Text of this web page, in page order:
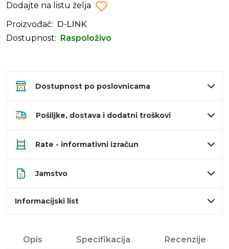
Dodajte na listu želja
Proizvođač:
D-LINK
Dostupnost:
Raspoloživo
Dostupnost po poslovnicama
Pošiljke, dostava i dodatni troškovi
Rate - informativni izračun
Jamstvo
Informacijski list
Opis Specifikacija Recenzije